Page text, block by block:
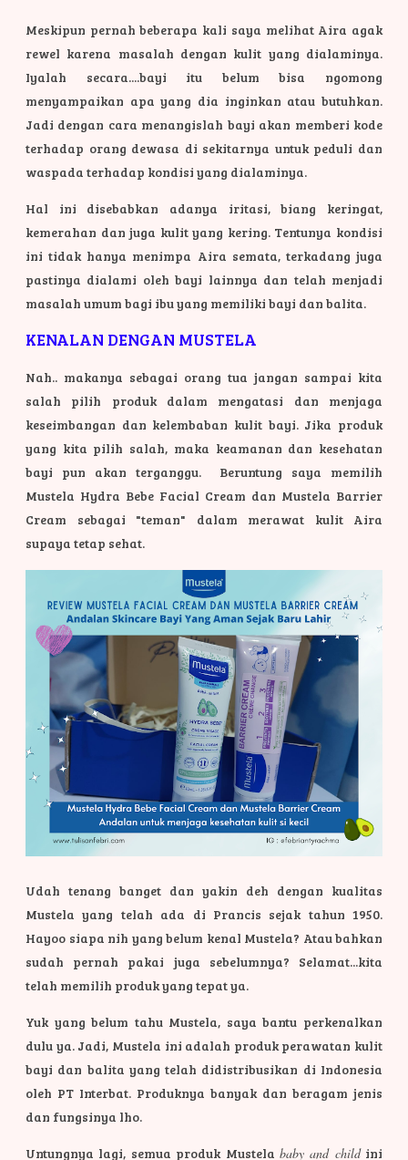
Meskipun pernah beberapa kali saya melihat Aira agak
rewel karena masalah dengan kulit yang dialaminya.
Iyalah secara....bayi itu belum bisa ngomong
menyampaikan apa yang dia inginkan atau butuhkan.
Jadi dengan cara menangislah bayi akan memberi kode
terhadap orang dewasa di sekitarnya untuk peduli dan
waspada terhadap kondisi yang dialaminya.
Hal ini disebabkan adanya iritasi, biang keringat,
kemerahan dan juga kulit yang kering. Tentunya kondisi
ini tidak hanya menimpa Aira semata, terkadang juga
pastinya dialami oleh bayi lainnya dan telah menjadi
masalah umum bagi ibu yang memiliki bayi dan balita.
KENALAN DENGAN MUSTELA
Nah.. makanya sebagai orang tua jangan sampai kita
salah pilih produk dalam mengatasi dan menjaga
keseimbangan dan kelembaban kulit bayi. Jika produk
yang kita pilih salah, maka keamanan dan kesehatan
bayi pun akan terganggu. Beruntung saya memilih
Mustela Hydra Bebe Facial Cream dan Mustela Barrier
Cream sebagai "teman" dalam merawat kulit Aira
supaya tetap sehat.
Udah tenang banget dan yakin deh dengan kualitas
Mustela yang telah ada di Prancis sejak tahun 1950.
Hayoo siapa nih yang belum kenal Mustela? Atau bahkan
sudah pernah pakai juga sebelumnya? Selamat...kita
telah memilih produk yang tepat ya.
Yuk yang belum tahu Mustela, saya bantu perkenalkan
dulu ya. Jadi, Mustela ini adalah produk perawatan kulit
bayi dan balita yang telah didistribusikan di Indonesia
oleh PT Interbat. Produknya banyak dan beragam jenis
dan fungsinya lho.
Untungnya lagi, semua produk Mustela baby and childini